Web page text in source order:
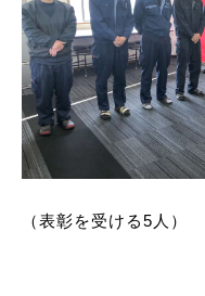
（表彰を受ける5人）